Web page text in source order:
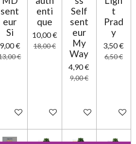
panier
sent
eur
Si
9,00 €
€
Ajouter au panier
enti
que
10,00 €
18,00 €
Ajouter au panier
Self
sent
eur
My
Way
4,90 €
9,00 €
Ajouter au panier
t
Prad
y
3,50 €
6,50 €
Ajouter